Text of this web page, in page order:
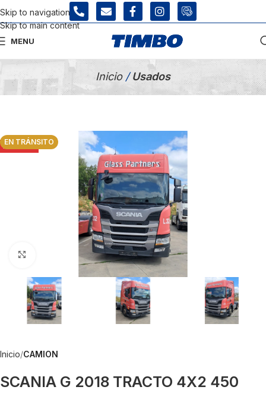
Skip to navigation
Skip to main content
MENU
Tienda Usados
Inicio /Usados
EN TRÁNSITO
AGOTADO
Click para agrandar
Inicio CAMION
SCANIA G 2018 TRACTO 4X2 450